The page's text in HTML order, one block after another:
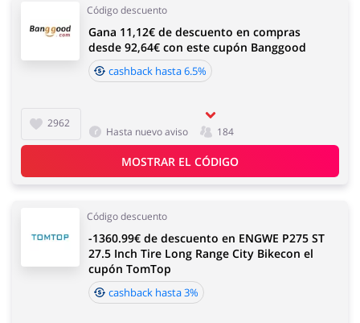
Código descuento
2962
Gana 11,12€ de descuento en compras
desde 92,64€ con este cupón Banggood
cashback hasta 6.5%
Hasta nuevo aviso 184
MOSTRAR EL CÓDIGO
Código descuento
-1360.99€ de descuento en ENGWE P275 ST
27.5 Inch Tire Long Range City Bikecon el
cupón TomTop
cashback hasta 3%